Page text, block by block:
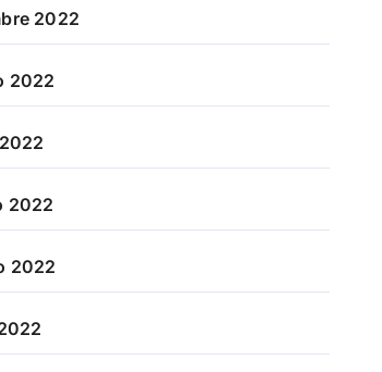
2022
2022
2022
2022